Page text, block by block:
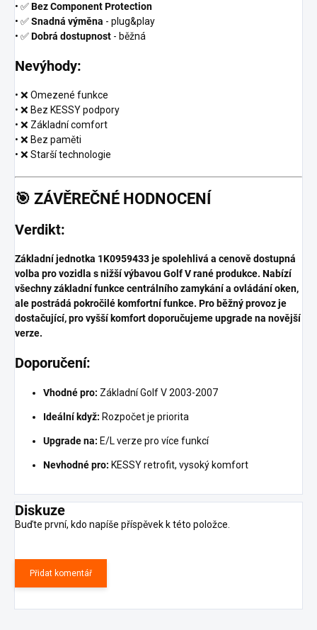
• ✅Bez Component Protection
• ✅Snadná výměna - plug&play
• ✅Dobrá dostupnost - běžná
Nevýhody:
• ❌ Omezené funkce
• ❌ Bez KESSY podpory
• ❌ Základní comfort
• ❌ Bez paměti
• ❌ Starší technologie
🎯 ZÁVĚREČNÉ HODNOCENÍ
Verdikt:
Základní jednotka 1K0959433 je spolehlivá a cenově dostupná
volba pro vozidla s nižší výbavou Golf V rané produkce. Nabízí
všechny základní funkce centrálního zamykání a ovládání oken,
ale postrádá pokročilé komfortní funkce. Pro běžný provoz je
dostačující, pro vyšší komfort doporučujeme upgrade na novější
verze.
Doporučení:
Vhodné pro: Základní Golf V 2003-2007
Ideální když: Rozpočet je priorita
Upgrade na: E/L verze pro více funkcí
Nevhodné pro: KESSY retrofit, vysoký komfort
Diskuze
Buďte první, kdo napíše příspěvek k této položce.
Přidat komentář